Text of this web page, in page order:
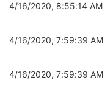
4/16/2020, 8:55:14 AM
4/16/2020, 7:59:39 AM
4/16/2020, 7:59:39 AM